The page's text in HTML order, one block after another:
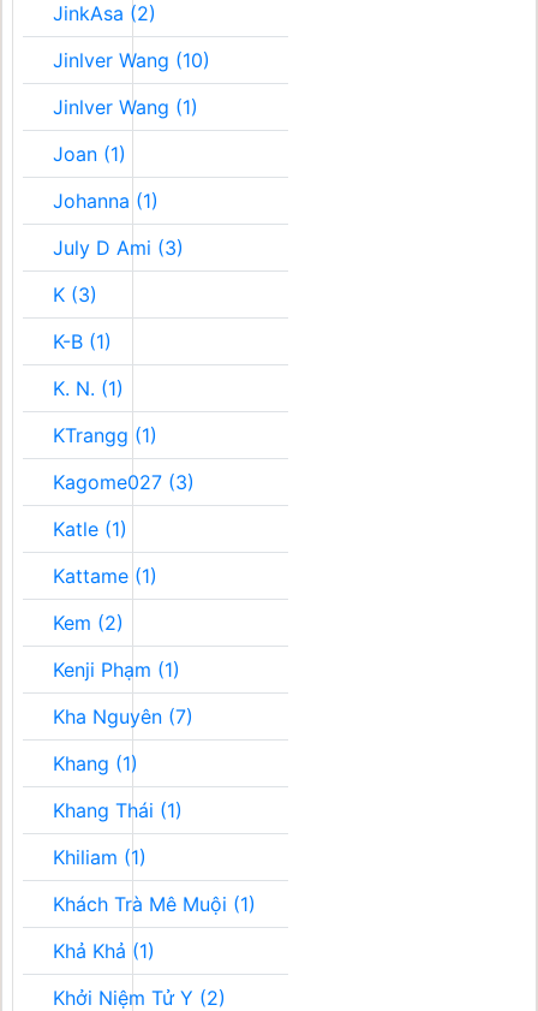
JinkAsa (2)
Jinlver Wang (10)
Jinlver Wang (1)
Joan (1)
Johanna (1)
July D Ami (3)
K (3)
K-B (1)
K. N. (1)
KTrangg (1)
Kagome027 (3)
Katle (1)
Kattame (1)
Kem (2)
Kenji Phạm (1)
Kha Nguyên (7)
Khang (1)
Khang Thái (1)
Khiliam (1)
Khách Trà Mê Muội (1)
Khả Khả (1)
Khởi Niệm Tử Y (2)